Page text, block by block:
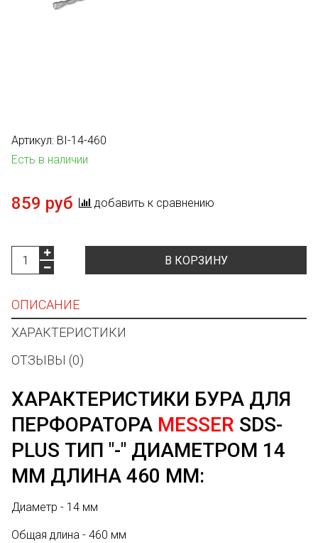
Артикул: BI-14-460
Есть в наличии
859 руб добавить к сравнению
В КОРЗИНУ
ОПИСАНИЕ
ХАРАКТЕРИСТИКИ
ОТЗЫВЫ (0)
ХАРАКТЕРИСТИКИ БУРА ДЛЯ
ПЕРФОРАТОРА MESSER SDS-
PLUS ТИП "-" ДИАМЕТРОМ 14
ММ ДЛИНА 460 ММ:
Диаметр - 14 мм
Общая длина - 460 мм